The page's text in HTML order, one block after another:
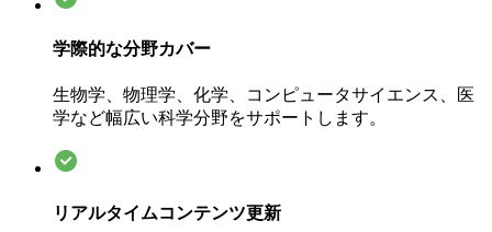
学際的な分野カバー
生物学、物理学、化学、コンピュータサイエンス、医
学など幅広い科学分野をサポートします。
リアルタイムコンテンツ更新